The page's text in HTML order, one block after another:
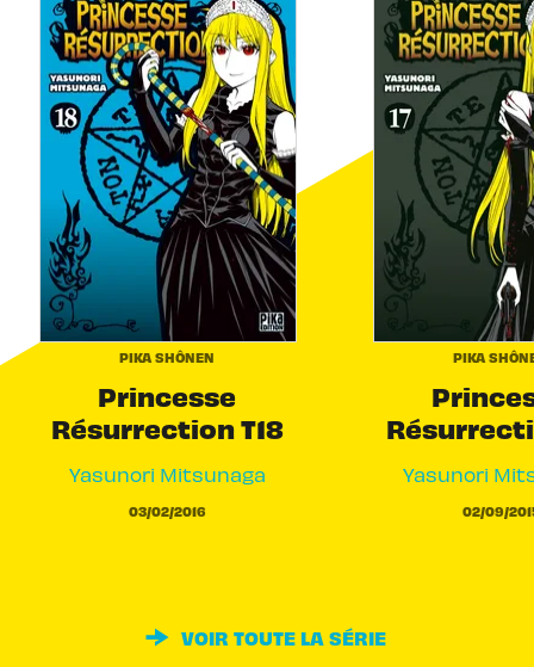
PIKA SHÔNEN
Princesse
Résurrection T18
Yasunori Mitsunaga
03/02/2016
PIKA
Yasunori
02/09/
VOIR TOUTE LA SÉRIE